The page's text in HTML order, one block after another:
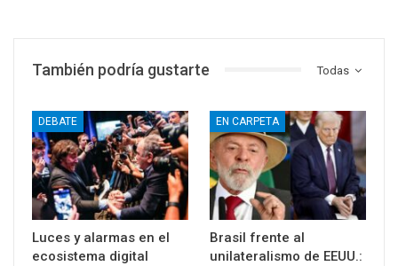
Todas
También podría gustarte
DEBATE
Luces y alarmas en el
ecosistema digital
EN CARPETA
Brasil frente al
unilateralismo de EEUU.: